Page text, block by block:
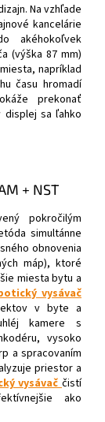
Na vzhľade
kancelárie
akéhokoľvek
(výška 87 mm)
napríklad
času hromadí
prekonať
displej sa ľahko
+ NST
pokročilým
simultánne
obnovenia
máp), ktoré
miesta bytu a
vysávač
v byte a
kamere s
vysoko
a spracovaním
priestor a
vysávaččistí
ako